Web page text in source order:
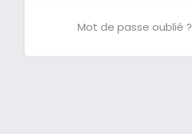
Mot de passe oublié ?